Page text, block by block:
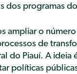
dos programas
ampliar o
de
do Piauí. A ideia
políticas